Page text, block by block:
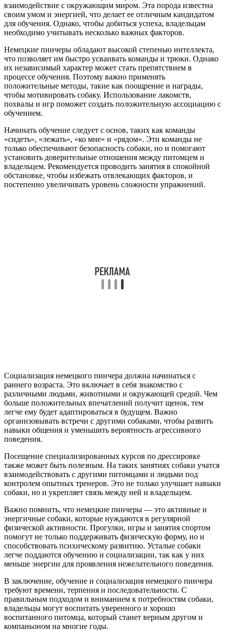
взаимодействие с окружающим миром. Эта порода известна
своим умом и энергией, что делает ее отличным кандидатом
для обучения. Однако, чтобы добиться успеха, владельцам
необходимо учитывать несколько важных факторов.
Немецкие пинчеры обладают высокой степенью интеллекта,
что позволяет им быстро усваивать команды и трюки. Однако
их независимый характер может стать препятствием в
процессе обучения. Поэтому важно применять
положительные методы, такие как поощрение и награды,
чтобы мотивировать собаку. Использование лакомств,
похвалы и игр поможет создать положительную ассоциацию с
обучением.
Начинать обучение следует с основ, таких как команды
«сидеть», «лежать», «ко мне» и «рядом». Эти команды не
только обеспечивают безопасность собаки, но и помогают
установить доверительные отношения между питомцем и
владельцем. Рекомендуется проводить занятия в спокойной
обстановке, чтобы избежать отвлекающих факторов, и
постепенно увеличивать уровень сложности упражнений.
Социализация немецкого пинчера должна начинаться с
раннего возраста. Это включает в себя знакомство с
различными людьми, животными и окружающей средой. Чем
больше положительных впечатлений получит щенок, тем
легче ему будет адаптироваться в будущем. Важно
организовывать встречи с другими собаками, чтобы развить
навыки общения и уменьшить вероятность агрессивного
поведения.
Посещение специализированных курсов по дрессировке
также может быть полезным. На таких занятиях собаки учатся
взаимодействовать с другими питомцами и людьми под
контролем опытных тренеров. Это не только улучшает навыки
собаки, но и укрепляет связь между ней и владельцем.
Важно помнить, что немецкие пинчеры — это активные и
энергичные собаки, которые нуждаются в регулярной
физической активности. Прогулки, игры и занятия спортом
помогут не только поддерживать физическую форму, но и
способствовать психическому развитию. Усталые собаки
легче поддаются обучению и социализации, так как у них
меньше энергии для проявления нежелательного поведения.
В заключение, обучение и социализация немецкого пинчера
требуют времени, терпения и последовательности. С
правильным подходом и вниманием к потребностям собаки,
владельцы могут воспитать уверенного и хорошо
воспитанного питомца, который станет верным другом и
компаньоном на многие годы.